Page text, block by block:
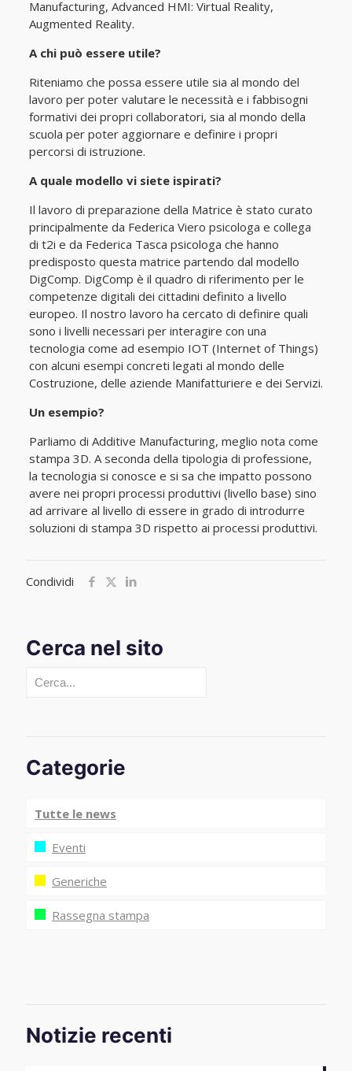
Manufacturing, Advanced HMI: Virtual Reality,
Augmented Reality.
A chi può essere utile?
Riteniamo che possa essere utile sia al mondo del
lavoro per poter valutare le necessità e i fabbisogni
formativi dei propri collaboratori, sia al mondo della
scuola per poter aggiornare e definire i propri
percorsi di istruzione.
A quale modello vi siete ispirati?
Il lavoro di preparazione della Matrice è stato curato
principalmente da Federica Viero psicologa e collega
di t2i e da Federica Tasca psicologa che hanno
predisposto questa matrice partendo dal modello
DigComp. DigComp è il quadro di riferimento per le
competenze digitali dei cittadini definito a livello
europeo. Il nostro lavoro ha cercato di definire quali
sono i livelli necessari per interagire con una
tecnologia come ad esempio IOT (Internet of Things)
con alcuni esempi concreti legati al mondo delle
Costruzione, delle aziende Manifatturiere e dei Servizi.
Un esempio?
Parliamo di Additive Manufacturing, meglio nota come
stampa 3D. A seconda della tipologia di professione,
la tecnologia si conosce e si sa che impatto possono
avere nei propri processi produttivi (livello base) sino
ad arrivare al livello di essere in grado di introdurre
soluzioni di stampa 3D rispetto ai processi produttivi.
Condividi
Cerca nel sito
Cerca
Categorie
Tutte le news
Eventi
Generiche
Rassegna stampa
Notizie recenti